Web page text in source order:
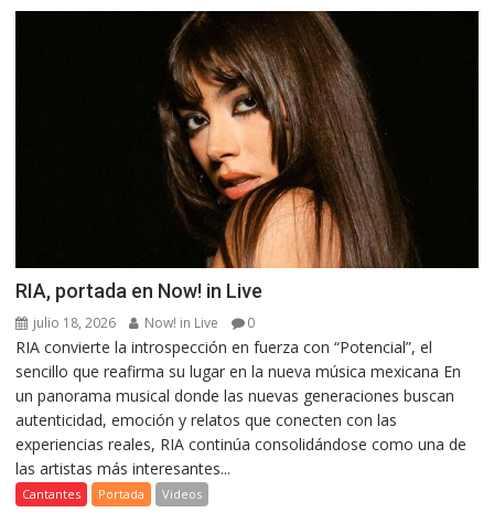
RIA, portada en Now! in Live
julio 18, 2026 Now! in Live 0
RIA convierte la introspección en fuerza con “Potencial”, el
sencillo que reafirma su lugar en la nueva música mexicana En
un panorama musical donde las nuevas generaciones buscan
autenticidad, emoción y relatos que conecten con las
experiencias reales, RIA continúa consolidándose como una de
las artistas más interesantes...
Cantantes Portada Videos